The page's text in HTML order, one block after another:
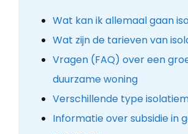
Wat kan ik allemaal gaan
Wat zijn de tarieven van
Vragen (FAQ) over een
duurzame woning
Verschillende type
Informatie over subsidie in